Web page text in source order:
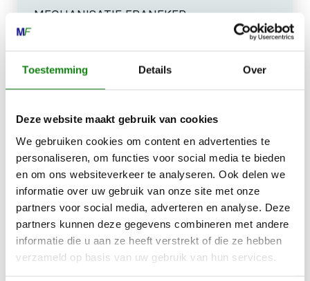
Toestemming Details Over
Deze website maakt gebruik van cookies
We gebruiken cookies om content en advertenties te
personaliseren, om functies voor social media te bieden
en om ons websiteverkeer te analyseren. Ook delen we
informatie over uw gebruik van onze site met onze
partners voor social media, adverteren en analyse. Deze
partners kunnen deze gegevens combineren met andere
informatie die u aan ze heeft verstrekt of die ze hebben
verzameld op basis van uw gebruik van hun services.
MECHANISATIE FRANEKER
info@mechanisatiefraneker.nl
Bij storing:06-83139573
OPENINGSTIJDEN
Maandag t/m vrijdag: 07:30 - 17:00